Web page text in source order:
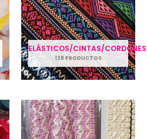
ELÁSTICOS/CINTAS/CORDONES
128 PRODUCTOS